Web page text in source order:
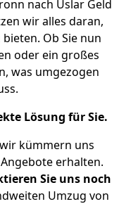
nach Uslar Geld
wir alles daran,
Ob Sie nun
oder ein großes
was umgezogen
Lösung für Sie.
kümmern uns
erhalten.
Sie uns noch
Umzug von